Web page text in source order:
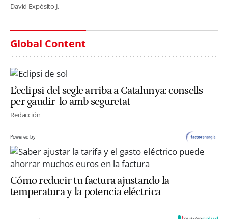
David Expósito J.
Global Content
L’eclipsi del segle arriba a Catalunya: consells
per gaudir-lo amb seguretat
Redacción
Powered by
Cómo reducir tu factura ajustando la
temperatura y la potencia eléctrica